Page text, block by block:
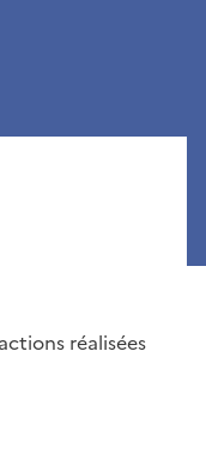
réalisées